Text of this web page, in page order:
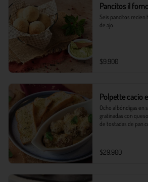
Pancitos il forno
Seis pancitos
de ajo.
$9.900
Polpette cacio
Ocho albóndigas en
gratinadas con
de tostadas de pan
$29.900